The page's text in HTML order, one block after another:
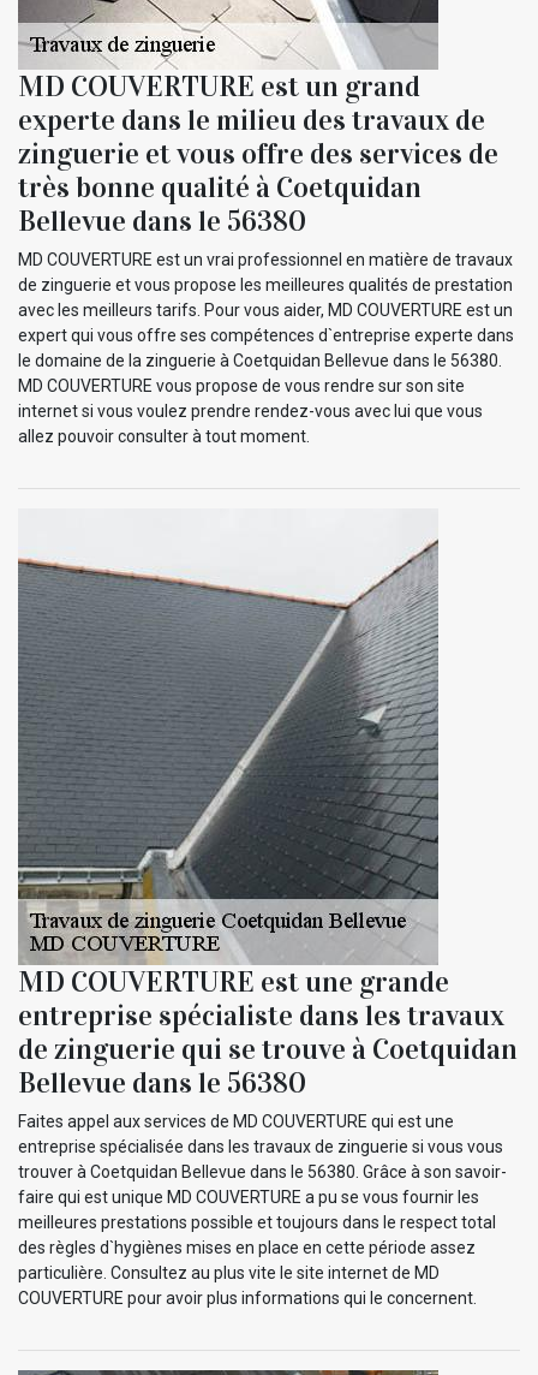
MD COUVERTURE est un grand
experte dans le milieu des travaux de
zinguerie et vous offre des services de
très bonne qualité à Coetquidan
Bellevue dans le 56380
MD COUVERTURE est un vrai professionnel en matière de travaux
de zinguerie et vous propose les meilleures qualités de prestation
avec les meilleurs tarifs. Pour vous aider, MD COUVERTURE est un
expert qui vous offre ses compétences d`entreprise experte dans
le domaine de la zinguerie à Coetquidan Bellevue dans le 56380.
MD COUVERTURE vous propose de vous rendre sur son site
internet si vous voulez prendre rendez-vous avec lui que vous
allez pouvoir consulter à tout moment.
MD COUVERTURE est une grande
entreprise spécialiste dans les travaux
de zinguerie qui se trouve à Coetquidan
Bellevue dans le 56380
Faites appel aux services de MD COUVERTURE qui est une
entreprise spécialisée dans les travaux de zinguerie si vous vous
trouver à Coetquidan Bellevue dans le 56380. Grâce à son savoir-
faire qui est unique MD COUVERTURE a pu se vous fournir les
meilleures prestations possible et toujours dans le respect total
des règles d`hygiènes mises en place en cette période assez
particulière. Consultez au plus vite le site internet de MD
COUVERTURE pour avoir plus informations qui le concernent.